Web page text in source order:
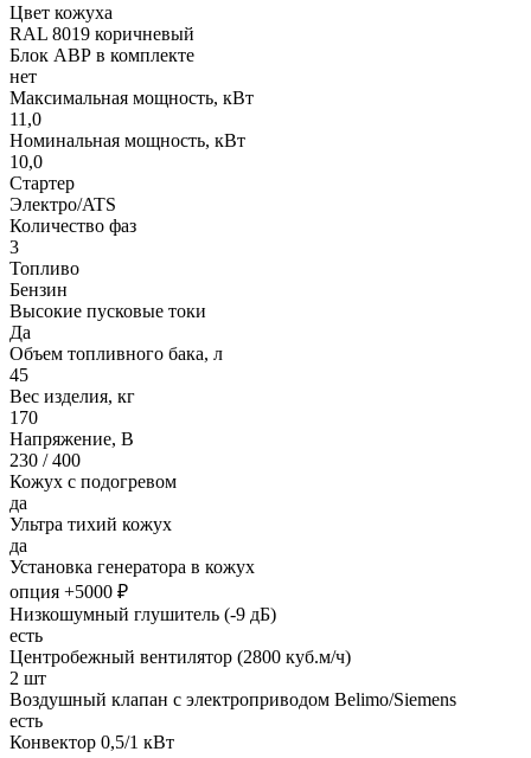
Цвет кожуха
RAL 8019 коричневый
Блок АВР в комплекте
нет
Максимальная мощность, кВт
11,0
Номинальная мощность, кВт
10,0
Стартер
Электро/ATS
Количество фаз
3
Топливо
Бензин
Высокие пусковые токи
Да
Объем топливного бака, л
45
Вес изделия, кг
170
Напряжение, В
230 / 400
Кожух с подогревом
да
Ультра тихий кожух
да
Установка генератора в кожух
опция +5000 ₽
Низкошумный глушитель (-9 дБ)
есть
Центробежный вентилятор (2800 куб.м/ч)
2 шт
Воздушный клапан с электроприводом Belimo/Siemens
есть
Конвектор 0,5/1 кВт